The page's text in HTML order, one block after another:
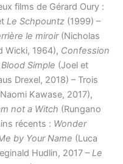
films de Gérard Oury :
Le Schpountz (1999) –
le miroir(Nicholas
Wicki, 1964), Confession
Blood Simple (Joel et
Drexel, 2018) – Trois
Kawase, 2017),
not a Witch (Rungano
récents : Wonder
by Your Name (Luca
Hudlin, 2017 –Le